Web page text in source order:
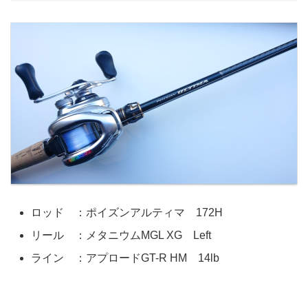
ロッド ：ポイズンアルティマ 172H
リール ：メタニウムMGL XG Left
ライン ：アプロードGT-R HM 14lb